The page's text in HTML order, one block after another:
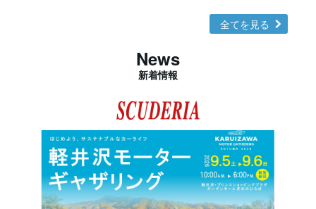
全てを見る
News
新着情報